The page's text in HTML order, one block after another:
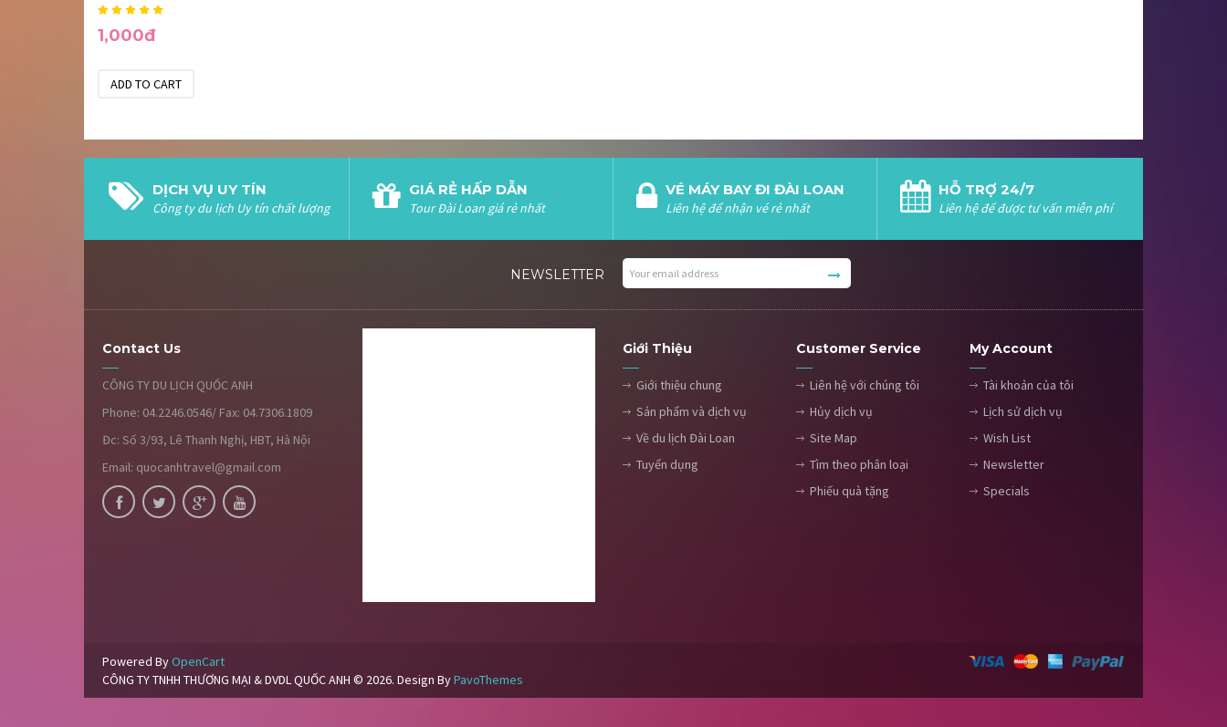
Loan
1,000đ
DỊCH VỤ UY TÍN
Công ty du lịch Uy tín chất lượng
GIÁ RẺ HẤP DẪN
Tour Đài Loan giá rẻ nhất
VÉ MÁY BAY ĐI ĐÀI LOAN
Liên hệ để nhận vé rẻ nhất
HỖ TRỢ 24/7
Liên hệ để được tư vấn miễn phí
NEWSLETTER
Contact Us
CÔNG TY DU LỊCH QUỐC ANH
Phone: 04.2246.0546/ Fax: 04.7306.1809
Đc: Số 3/93, Lê Thanh Nghị, HBT, Hà Nội
Email: quocanhtravel@gmail.com
Giới Thiệu
Giới thiệu chung
Sản phẩm và dịch vụ
Về du lịch Đài Loan
Tuyển dụng
Customer Service
Liên hệ với chúng tôi
Hủy dịch vụ
Site Map
Tìm theo phân loại
Phiếu quà tặng
My Account
Tài khoản của tôi
Lịch sử dịch vụ
Wish List
Newsletter
Specials
Powered ByOpenCart
CÔNG TY TNHH THƯƠNG MẠI & DVDL QUỐC ANH © 2026. Design ByPavoThemes